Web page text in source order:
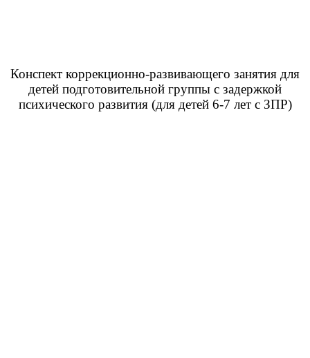
Конспект коррекционно-развивающего занятия для
детей подготовительной группы с задержкой
психического развития (для детей 6-7 лет с ЗПР)